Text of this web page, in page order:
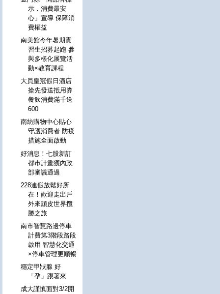
示．消費最安
心」宣導 保障消
費權益
南美館今年暑期實
習生招募起跑 參
與多樣化展覽活
動×教育課程
大員皇冠假日酒店
搶先發送抵用券
餐飲消費滿千送
600
南紡購物中心貼心
守護消費者 防疫
措施全面啟動
好消息！七股新訂
都市計畫獲內政
部審議通過
228連假放鬆好所
在！歡迎走出戶
外來頑皮世界攬
勝之旅
南市智慧路邊停車
計費第3階段路段
啟用 智慧化交通
×停車管理更順暢
穩定甲狀腺 好
「孕」跟著來
成大謹慎面對3/2開